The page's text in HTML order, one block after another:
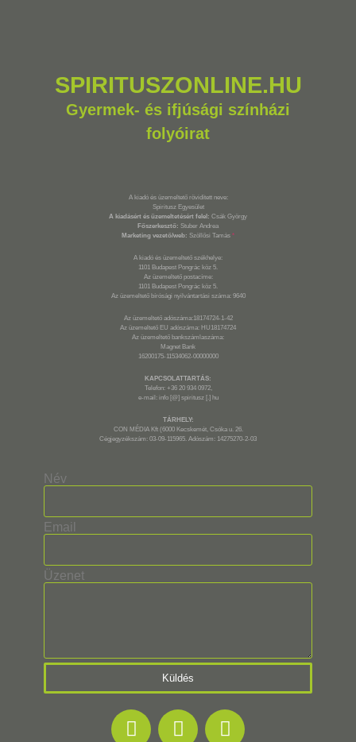
SPIRITUSZONLINE.HU
Gyermek- és ifjúsági színházi
folyóirat
A kiadó és üzemeltető rövidített neve:
Spiritusz Egyesület
A kiadásért és üzemeltetésért felel: Csák György
Főszerkesztő: Stuber Andrea
Marketing vezető/web: Szöllősi Tamás *
A kiadó és üzemeltető székhelye:
1101 Budapest Pongrác köz 5.
Az üzemeltető postacíme:
1101 Budapest Pongrác köz 5.
Az üzemeltető bírósági nyilvántartási száma: 9640
Az üzemeltető adószáma:18174724-1-42
Az üzemeltető EU adószáma: HU18174724
Az üzemeltető bankszámlaszáma:
Magnet Bank
16200175-11534062-00000000
KAPCSOLATTARTÁS:
Telefon: +36 20 934 0972,
e-mail: info [@] spiritusz [.] hu
TÁRHELY:
CON MÉDIA Kft (6000 Kecskemét, Csóka u. 26.
Cégjegyzékszám: 03-09-115965. Adószám: 14275270-2-03
Név
Email
Üzenet
Küldés